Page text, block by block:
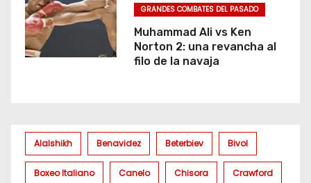
GRANDES COMBATES DEL PASADO
Muhammad Ali vs Ken
Norton 2: una revancha al
filo de la navaja
Alalshikh Benavidez Beterbiev Bivol
Boxeo Italiano Canelo Chisora Crawford